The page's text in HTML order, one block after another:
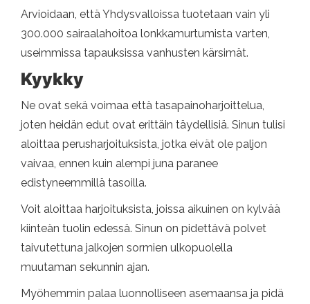
Arvioidaan, että Yhdysvalloissa tuotetaan vain yli
300.000 sairaalahoitoa lonkkamurtumista varten,
useimmissa tapauksissa vanhusten kärsimät.
Kyykky
Ne ovat sekä voimaa että tasapainoharjoittelua,
joten heidän edut ovat erittäin täydellisiä. Sinun tulisi
aloittaa perusharjoituksista, jotka eivät ole paljon
vaivaa, ennen kuin alempi juna paranee
edistyneemmillä tasoilla.
Voit aloittaa harjoituksista, joissa aikuinen on kylvää
kiinteän tuolin edessä. Sinun on pidettävä polvet
taivutettuna jalkojen sormien ulkopuolella
muutaman sekunnin ajan.
Myöhemmin palaa luonnolliseen asemaansa ja pidä